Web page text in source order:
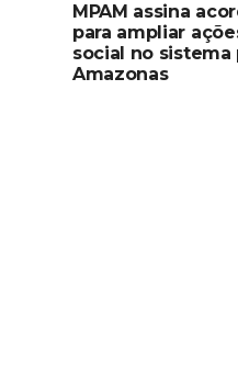
MPAM assina
para ampliar
social no
Amazonas